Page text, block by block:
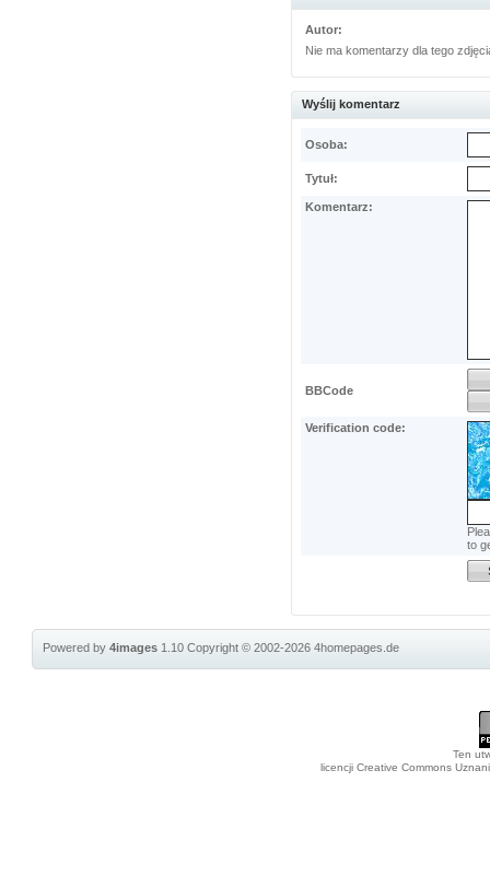
Autor:
Nie ma komentarzy dla tego
Wyślij komentarz
Osoba:
Tytuł:
Komentarz:
BBCode
Verification code:
to
Powered by4images 1.10Copyright © 2002-20264homepages.de
Ten
licencji Creative Commons